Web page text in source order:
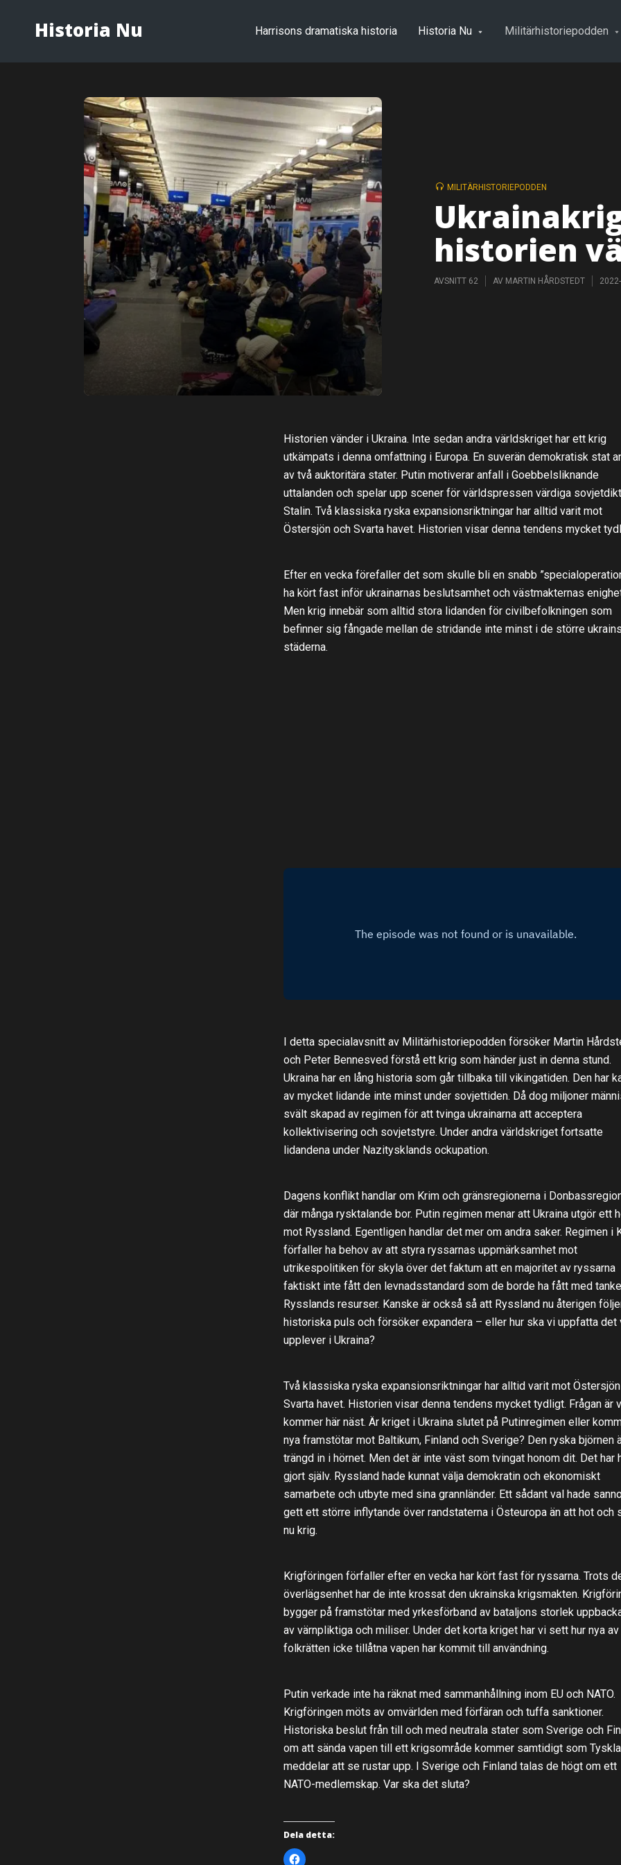
Historia Nu Harrisons dramatiska historia Historia Nu Militärhistoriepodden
MILITÄRHISTORIEPODDEN
historien
AVSNITT 62 AV MARTIN HÅRDSTEDT
Historien vänder i Ukraina. Inte sedan andra världskriget har ett krig
utkämpats i denna omfattning i Europa. En suverän demokratisk stat
av två auktoritära stater. Putin motiverar anfall i Goebbelsliknande
uttalanden och spelar upp scener för världspressen värdiga
Stalin. Två klassiska ryska expansionsriktningar har alltid varit mot
Östersjön och Svarta havet. Historien visar denna tendens mycket
Efter en vecka förefaller det som skulle bli en snabb
ha kört fast inför ukrainarnas beslutsamhet och västmakternas
Men krig innebär som alltid stora lidanden för civilbefolkningen som
befinner sig fångade mellan de stridande inte minst i de större
städerna.
I detta specialavsnitt av Militärhistoriepodden försöker Martin
och Peter Bennesved förstå ett krig som händer just in denna stund.
Ukraina har en lång historia som går tillbaka till vikingatiden. Den har
av mycket lidande inte minst under sovjettiden. Då dog miljoner
svält skapad av regimen för att tvinga ukrainarna att acceptera
kollektivisering och sovjetstyre. Under andra världskriget fortsatte
lidandena under Nazitysklands ockupation.
Dagens konflikt handlar om Krim och gränsregionerna i
där många rysktalande bor. Putin regimen menar att Ukraina utgör ett
mot Ryssland. Egentligen handlar det mer om andra saker. Regimen i
förfaller ha behov av att styra ryssarnas uppmärksamhet mot
utrikespolitiken för skyla över det faktum att en majoritet av ryssarna
faktiskt inte fått den levnadsstandard som de borde ha fått med
Rysslands resurser. Kanske är också så att Ryssland nu återigen
historiska puls och försöker expandera – eller hur ska vi uppfatta det
upplever i Ukraina?
Två klassiska ryska expansionsriktningar har alltid varit mot
Svarta havet. Historien visar denna tendens mycket tydligt. Frågan är
kommer här näst. Är kriget i Ukraina slutet på Putinregimen eller
nya framstötar mot Baltikum, Finland och Sverige? Den ryska björnen
trängd in i hörnet. Men det är inte väst som tvingat honom dit. Det har
gjort själv. Ryssland hade kunnat välja demokratin och ekonomiskt
samarbete och utbyte med sina grannländer. Ett sådant val hade
gett ett större inflytande över randstaterna i Östeuropa än att hot och
nu krig.
Krigföringen förfaller efter en vecka har kört fast för ryssarna. Trots
överlägsenhet har de inte krossat den ukrainska krigsmakten.
bygger på framstötar med yrkesförband av bataljons storlek
av värnpliktiga och miliser. Under det korta kriget har vi sett hur nya av
folkrätten icke tillåtna vapen har kommit till användning.
Putin verkade inte ha räknat med sammanhållning inom EU och NATO.
Krigföringen möts av omvärlden med förfäran och tuffa sanktioner.
Historiska beslut från till och med neutrala stater som Sverige och
om att sända vapen till ett krigsområde kommer samtidigt som
meddelar att se rustar upp. I Sverige och Finland talas de högt om ett
NATO-medlemskap. Var ska det sluta?
Dela detta:
K